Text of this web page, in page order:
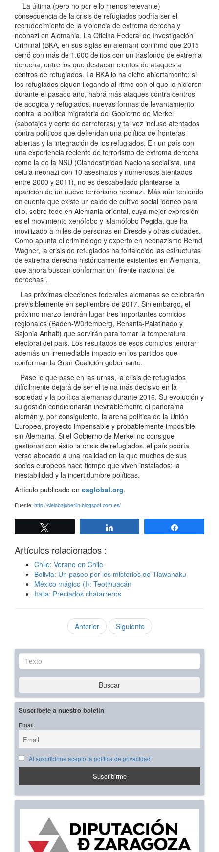
La última (pero no por ello menos relevante)
consecuencia de la crisis de refugiados podría ser el
recrudecimiento de la violencia de extrema derecha y
neonazi en Alemania. La Oficina Federal de Investigación
Criminal (BKA, en sus siglas en alemán) confirmó que 2015
cerró con más de 1.600 delitos con un trasfondo de extrema
derecha, entre los que destacan cientos de ataques a
centros de refugiados. La BKA lo ha dicho abiertamente: si
los refugiados siguen llegando al ritmo con el que lo hicieron
durante el pasado año, habrá más ataques contra centros
de acogida y refugiados, nuevas formas de levantamiento
contra la política migratoria del Gobierno de Merkel
(sabotajes y corte de carreteras) y tal vez incluso atentados
contra políticos que defiendan una política de fronteras
abiertas y la integración de los refugiados. En un país con
una experiencia reciente de terrorismo de extrema derecha
como la de la NSU (Clandestinidad Nacionalsocialista, una
célula neonazi con 10 asesinatos y numerosos atentados
entre 2000 y 2011), no es descabellado plantearse la
aparición de un nuevo terrorismo neonazi. Más aún teniendo
en cuenta que existe un caldo de cultivo social idóneo para
ello, sobre todo en Alemania oriental, cuya mejor expresión
es el movimiento xenófobo y islamófobo Pegida, que ha
movilizado a miles de personas en Dresde y otras ciudades.
Como apunta el criminólogo y experto en neonazismo Bernd
Wagner, la crisis de refugiados ha fortalecido las estructuras
de extrema derecha históricamente existentes en Alemania,
que ahora buscan conformar un “frente nacional de
derechas”.
Las próximas elecciones federales alemanas se celebrarán
previsiblemente en septiembre de 2017. Sin embargo, el
próximo marzo tendrán lugar tres importantes comicios
regionales (Baden-Würtemberg, Renania-Palatinado y
Sajonia Anhalt) que servirán para tomar la temperatura
electoral del país. Los resultados de esos comicios tendrán
además un irremediable impacto en los partidos que
conforman la Gran Coalición gobernante.
Pase lo que pase en las urnas, la crisis de refugiados
difícilmente dejará de ser el tema más decisivo en la
sociedad y la política alemanas durante 2016. Su evolución y
su gestión condicionarán inevitablemente el panorama
alemán y, por consiguiente, la arena política de la Unión
Europea, proyecto impensable y probablemente imposible
sin Alemania. Si el Gobierno de Merkel no consigue
gestionar con éxito la crisis de refugiados, el país podría
verse abocado a una realidad en la que muchos de sus
socios europeos hace tiempo que viven instalados: la
inestabilidad y la incertidumbre políticas.
Artículo publicado en esglobal.org.
Fuente: http://cielobajoberlin.blogspot.com.es/
Artículos relacionados :
Chile: Verano en Chile
Bolivia: Un paseo por los misterios de Tiawanaku
México mágico (I): Teotihuacán
Italia: Preciados chatarreros
Anterior Siguiente
Texto
Buscar
Suscríbete a nuestro boletín
Email
Al suscribirme acepto la política de privacidad